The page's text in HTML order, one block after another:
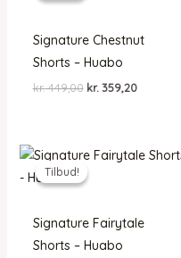
Signature Chestnut
Shorts – Huabo
kr.449,00 Den
kr. 359,20Den
Tilbud!
Tilbud!
Signature Fairytale
Shorts – Huabo